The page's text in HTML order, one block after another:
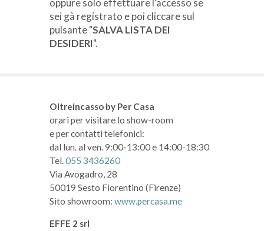
oppure solo effettuare l'accesso se
sei gà registrato e poi cliccare sul
pulsante "SALVA LISTA DEI
DESIDERI".
Oltreincasso by Per Casa
orari per visitare lo show-room
e per contatti telefonici:
dal lun. al ven. 9:00-13:00 e 14:00-18:30
Tel.055 3436260
Via Avogadro, 28
50019 Sesto Fiorentino (Firenze)
Sito showroom: www.percasa.me
EFFE 2 srl